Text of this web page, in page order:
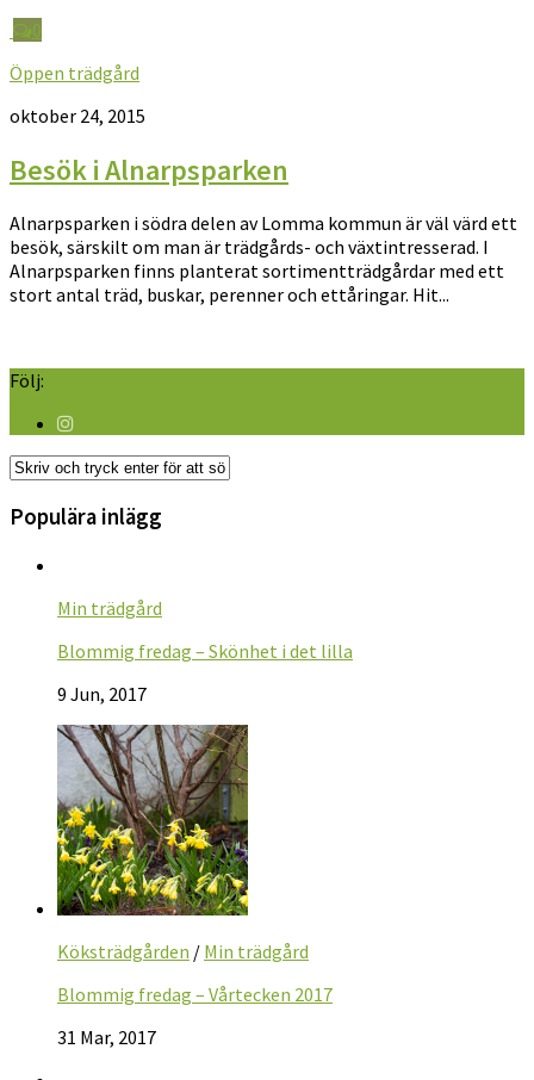
0
Öppen trädgård
oktober 24, 2015
Besök i Alnarpsparken
Alnarpsparken i södra delen av Lomma kommun är väl värd ett
besök, särskilt om man är trädgårds- och växtintresserad. I
Alnarpsparken finns planterat sortimentträdgårdar med ett
stort antal träd, buskar, perenner och ettåringar. Hit...
Följ:
Populära inlägg
Min trädgård
Blommig fredag – Skönhet i det lilla
9 Jun, 2017
Köksträdgården / Min trädgård
Blommig fredag – Vårtecken 2017
31 Mar, 2017